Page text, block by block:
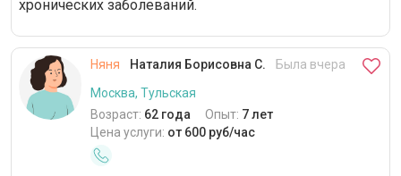
видеокамеры, что не смущало Инну
на работу на полную занятость, а в
связи с работой в других семьях
няня не сможет мне помогать.
Очень жаль, что приходится
расставаться, няня за три месяца
стала для меня и дочери близким
человеком. Будем скучать.
хронических заболеваний.
Няня Наталия Борисовна С.
Была вчера
Москва, Тульская
Возраст: 62 года Опыт: 7 лет
Цена услуги: от 600 руб/час